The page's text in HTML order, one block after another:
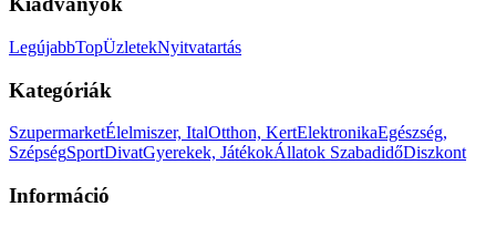
LegújabbTopÜzletekNyitvatartás
Kategóriák
SzupermarketÉlelmiszer, ItalOtthon, KertElektronikaEgészség,
SzépségSportDivatGyerekek, JátékokÁllatok SzabadidőDiszkont
Információ